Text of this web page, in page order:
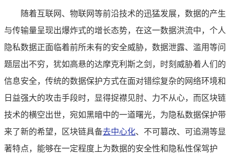
随着互联网、物联网等前沿技术的迅猛发展，数据的产生
与传输量呈现出爆炸式的增长态势，在这一数据洪流中，个人
隐私数据正面临着前所未有的安全威胁，数据泄露、滥用等问
题层出不穷，犹如高悬的达摩克利斯之剑，时刻威胁着人们的
信息安全，传统的数据保护方式在面对错综复杂的网络环境和
日益强大的攻击手段时，显得捉襟见肘、力不从心，而区块链
技术的横空出世，宛如黑暗中的一道曙光，为隐私数据保护带
来了新的希望，区块链具备去中心化、不可篡改、可追溯等显
著特点，能够在一定程度上为数据的安全性和隐私性保驾护